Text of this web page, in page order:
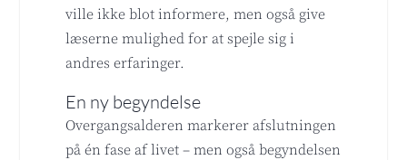
ville ikke blot informere, men også give
læserne mulighed for at spejle sig i
andres erfaringer.
En ny begyndelse
Overgangsalderen markerer afslutningen
på én fase af livet – men også begyndelsen